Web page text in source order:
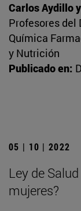
Carlos Aydillo
Profesores del
Química
y Nutrición
Publicado en:
05 | 10 | 2022
Ley de
mujeres?